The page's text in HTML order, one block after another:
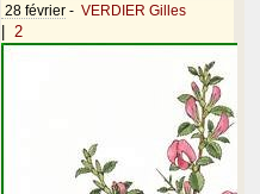
28 février - VERDIER Gilles
2